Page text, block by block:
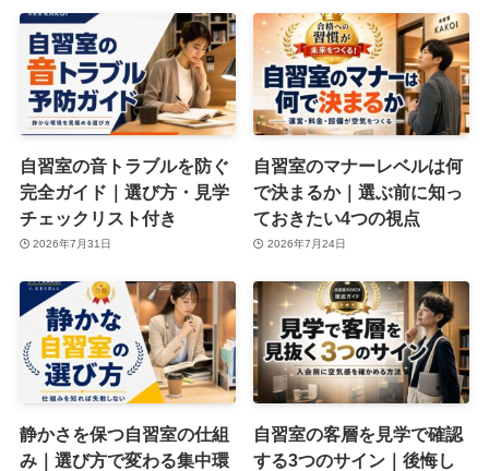
自習室の音トラブルを防ぐ
完全ガイド｜選び方・見学
チェックリスト付き
2026年7月31日
自習室のマナーレベルは何
で決まるか｜選ぶ前に知っ
ておきたい4つの視点
2026年7月24日
静かさを保つ自習室の仕組
み｜選び方で変わる集中環
自習室の客層を見学で確認
する3つのサイン｜後悔し